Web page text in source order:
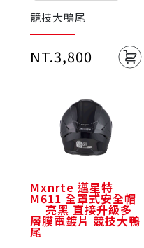
競技大鴨尾
NT.3,800
Mxnrte 邁星特
M611 全罩式安全帽
｜ 亮黑 直接升級多
層膜電鍍片 競技大鴨
尾